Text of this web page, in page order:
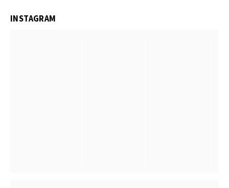
INSTAGRAM